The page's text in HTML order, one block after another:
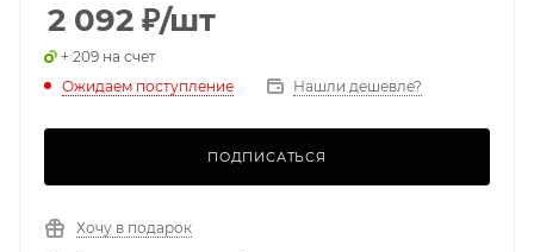
2 092 ₽/шт
+ 209 на счет
Ожидаем поступление
Нашли дешевле?
ПОДПИСАТЬСЯ
Хочу в подарок